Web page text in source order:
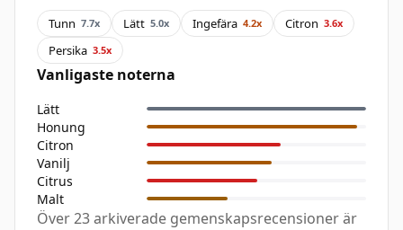
Tunn 7.7x Lätt 5.0x Ingefära 4.2x Citron 3.6x
Persika 3.5x
Vanligaste noterna
Lätt
Honung
Citron
Vanilj
Citrus
Malt
Över 23 arkiverade gemenskapsrecensioner är